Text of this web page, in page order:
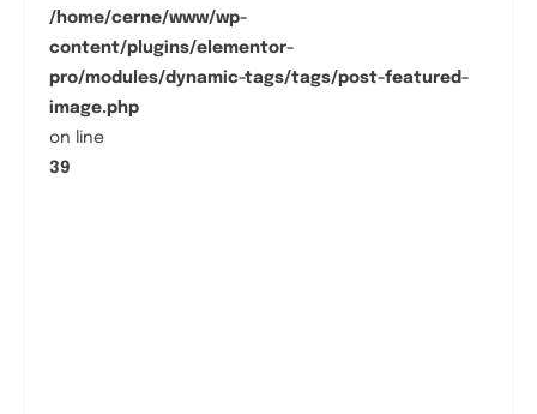
/home/cerne/www/wp-
content/plugins/elementor-
pro/modules/dynamic-tags/tags/post-featured-
image.php
on line
39